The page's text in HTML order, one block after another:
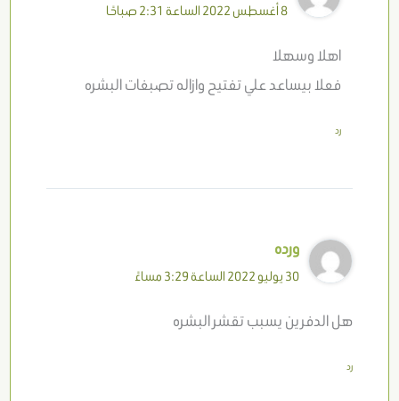
8 أغسطس 2022 الساعة 2:31 صباحًا
اهلا وسهلا
فعلا بيساعد علي تفتيح وازاله تصبغات البشره
رد
ورده
30 يوليو 2022 الساعة 3:29 مساءً
هل الدفرين يسبب تقشر البشره
رد